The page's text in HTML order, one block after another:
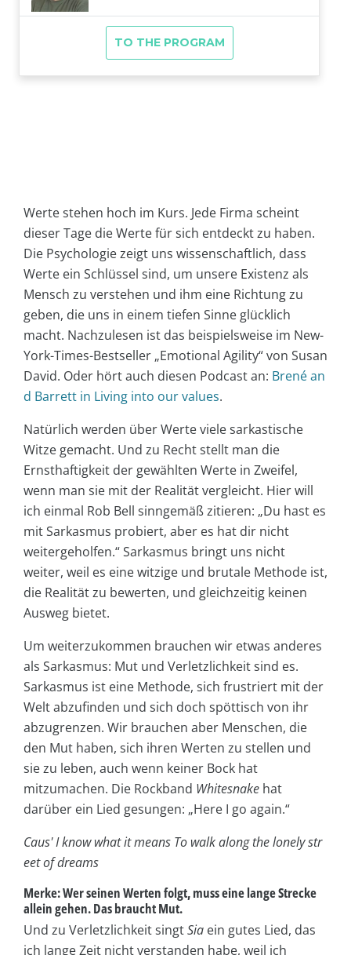
Werte stehen hoch im Kurs. Jede Firma scheint
dieser Tage die Werte für sich entdeckt zu haben.
Die Psychologie zeigt uns wissenschaftlich, dass
Werte ein Schlüssel sind, um unsere Existenz als
Mensch zu verstehen und ihm eine Richtung zu
geben, die uns in einem tiefen Sinne glücklich
macht. Nachzulesen ist das beispielsweise im New-
York-Times-Bestseller „Emotional Agility“ von Susan
David. Oder hört auch diesen Podcast an: Brené an
d Barrett in Living into our values.
Natürlich werden über Werte viele sarkastische
Witze gemacht. Und zu Recht stellt man die
Ernsthaftigkeit der gewählten Werte in Zweifel,
wenn man sie mit der Realität vergleicht. Hier will
ich einmal Rob Bell sinngemäß zitieren: „Du hast es
mit Sarkasmus probiert, aber es hat dir nicht
weitergeholfen.“ Sarkasmus bringt uns nicht
weiter, weil es eine witzige und brutale Methode ist,
die Realität zu bewerten, und gleichzeitig keinen
Ausweg bietet.
Um weiterzukommen brauchen wir etwas anderes
als Sarkasmus: Mut und Verletzlichkeit sind es.
Sarkasmus ist eine Methode, sich frustriert mit der
Welt abzufinden und sich doch spöttisch von ihr
abzugrenzen. Wir brauchen aber Menschen, die
den Mut haben, sich ihren Werten zu stellen und
sie zu leben, auch wenn keiner Bock hat
mitzumachen. Die Rockband Whitesnake hat
darüber ein Lied gesungen: „Here I go again.“
Caus' I know what it means To walk along the lonely str
eet of dreams
Merke: Wer seinen Werten folgt, muss eine lange Strecke
allein gehen. Das braucht Mut.
Und zu Verletzlichkeit singtSia ein gutes Lied, das
ich lange Zeit nicht verstanden habe, weil ich